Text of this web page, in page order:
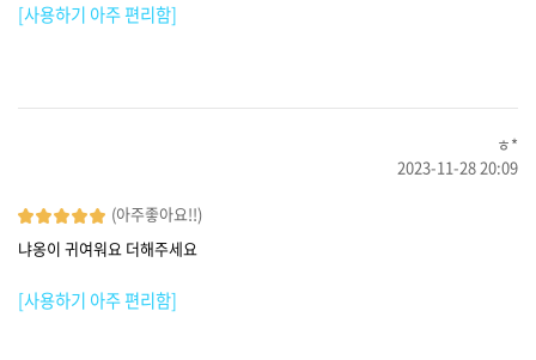
[사용하기 아주 편리함]
ㅎ*
2023-11-28 20:09
(아주좋아요!!)
냐옹이 귀여워요 더해주세요
[사용하기 아주 편리함]